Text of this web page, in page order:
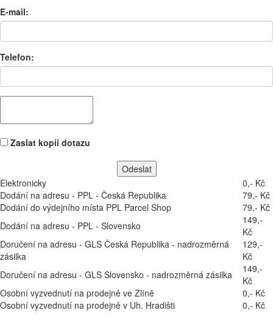
E-mail:
Telefon:
Zaslat kopii dotazu
Elektronicky
0,- Kč
Dodání na adresu - PPL - Česká Republika
79,- Kč
Dodání do výdejního místa PPL Parcel Shop
79,- Kč
Dodání na adresu - PPL - Slovensko
149,-
Kč
Doručení na adresu - GLS Česká Republika - nadrozměrná
zásilka
129,-
Kč
Doručení na adresu - GLS Slovensko - nadrozměrná zásilka
149,-
Kč
Osobní vyzvednutí na prodejně ve Zlíně
0,- Kč
Osobní vyzvednutí na prodejně v Uh. Hradišti
0,- Kč